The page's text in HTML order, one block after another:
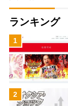
ランキング
1
2